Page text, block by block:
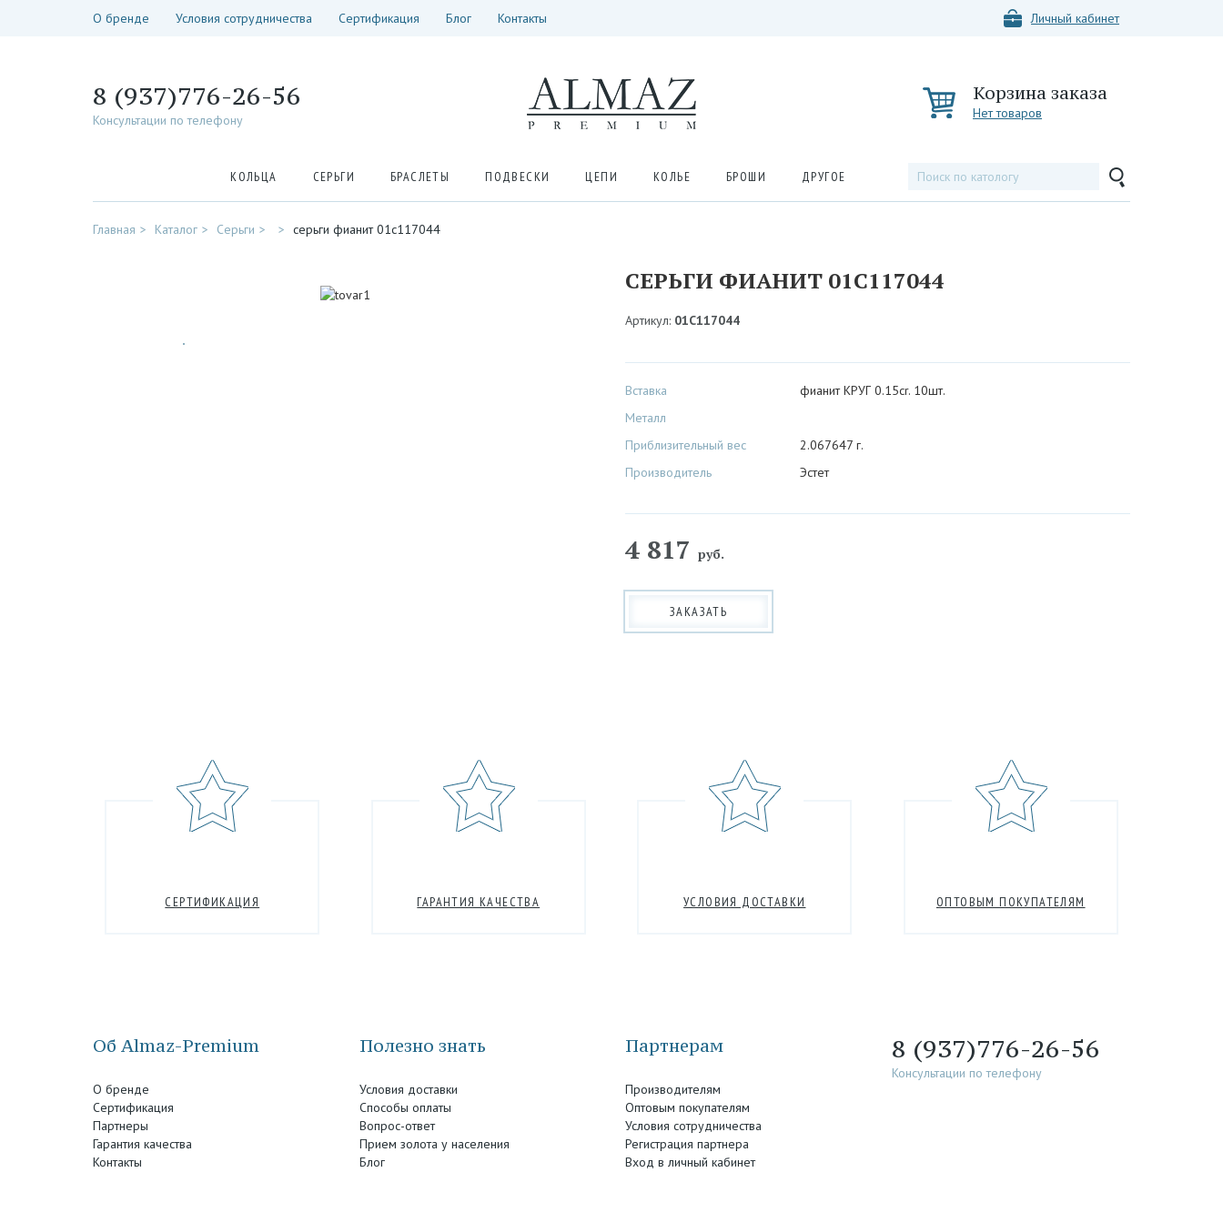
О бренде Условия сотрудничества Сертификация Блог Контакты Личный кабинет
8 (937)776-26-56
Консультации по телефону
Корзина заказа
Нет товаров
КОЛЬЦА СЕРЬГИ БРАСЛЕТЫ ПОДВЕСКИ ЦЕПИ КОЛЬЕ БРОШИ ДРУГОЕ
Главная Каталог Серьги серьги фианит 01с117044
СЕРЬГИ ФИАНИТ 01С117044
Артикул: 01С117044
Вставка
Металл
Приблизительный вес
Производитель
фианит КРУГ 0.15cr. 10шт.
2.067647 г.
Эстет
4 817 руб.
ЗАКАЗАТЬ
СЕРТИФИКАЦИЯ ГАРАНТИЯ КАЧЕСТВА УСЛОВИЯ ДОСТАВКИ ОПТОВЫМ ПОКУПАТЕЛЯМ
Об Almaz-Premium
О бренде
Сертификация
Партнеры
Гарантия качества
Контакты
Полезно знать
Условия доставки
Способы оплаты
Вопрос-ответ
Прием золота у населения
Блог
Партнерам
Производителям
Оптовым покупателям
Условия сотрудничества
Регистрация партнера
Вход в личный кабинет
8 (937)776-26-56
Консультации по телефону